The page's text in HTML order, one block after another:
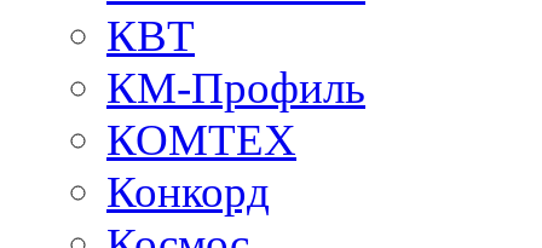
КВТ
КМ-Профиль
КОМТЕХ
Конкорд